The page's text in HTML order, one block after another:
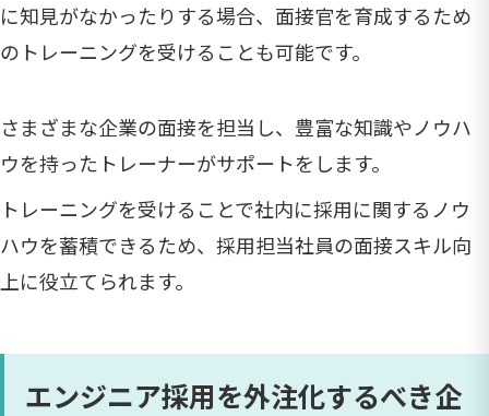
に知見がなかったりする場合、面接官を育成するため
のトレーニングを受けることも可能です。
さまざまな企業の面接を担当し、豊富な知識やノウハ
ウを持ったトレーナーがサポートをします。
トレーニングを受けることで社内に採用に関するノウ
ハウを蓄積できるため、採用担当社員の面接スキル向
上に役立てられます。
エンジニア採用を外注化するべき企